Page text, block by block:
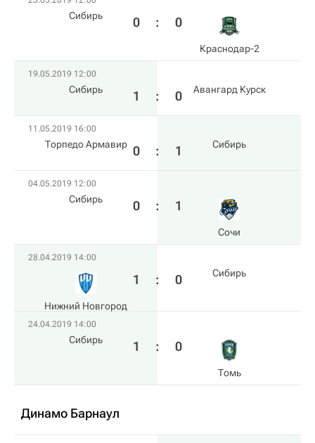
Сибирь 0 : 0
Краснодар-2
19.05.2019 12:00
Сибирь 1 : 0 Авангард Курск
11.05.2019 16:00
Торпедо Армавир 0 : 1 Сибирь
04.05.2019 12:00
Сибирь 0 : 1
Сочи
28.04.2019 14:00
Нижний Новгород
1 : 0 Сибирь
24.04.2019 14:00
Сибирь 1 : 0
Томь
Динамо Барнаул